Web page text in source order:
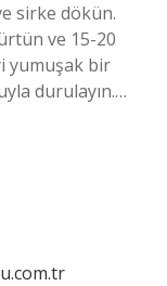
sirke dökün.
ve 15-20
yumuşak bir
durulayın.…